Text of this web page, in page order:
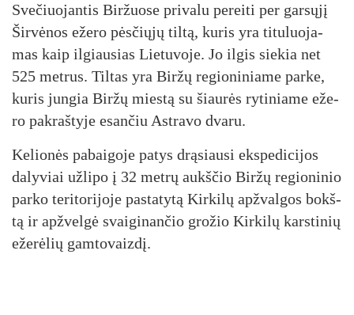
Sve­čiuo­jan­tis Bir­žuo­se pri­va­lu pe­rei­ti per gar­sų­jį
Šir­vė­nos eže­ro pės­čių­jų til­tą, ku­ris yra ti­tu­luo­ja­
mas kaip il­giau­sias Lie­tu­vo­je. Jo il­gis sie­kia net
525 met­rus. Til­tas yra Bir­žų re­gio­ni­nia­me par­ke,
ku­ris jun­gia Bir­žų mies­tą su šiau­rės ry­ti­nia­me eže­
ro pa­kraš­ty­je esan­čiu Ast­ra­vo dva­ru.
Ke­lio­nės pa­bai­go­je pa­tys drą­siau­si eks­pe­di­ci­jos
da­ly­viai už­li­po į 32 met­rų aukš­čio Bir­žų re­gio­ni­nio
par­ko te­ri­to­ri­jo­je pa­sta­ty­tą Kir­ki­lų ap­žval­gos bokš­
tą ir ap­žvel­gė svai­gi­nan­čio gro­žio Kir­ki­lų kars­ti­nių
eže­rė­lių gam­to­vaiz­dį.